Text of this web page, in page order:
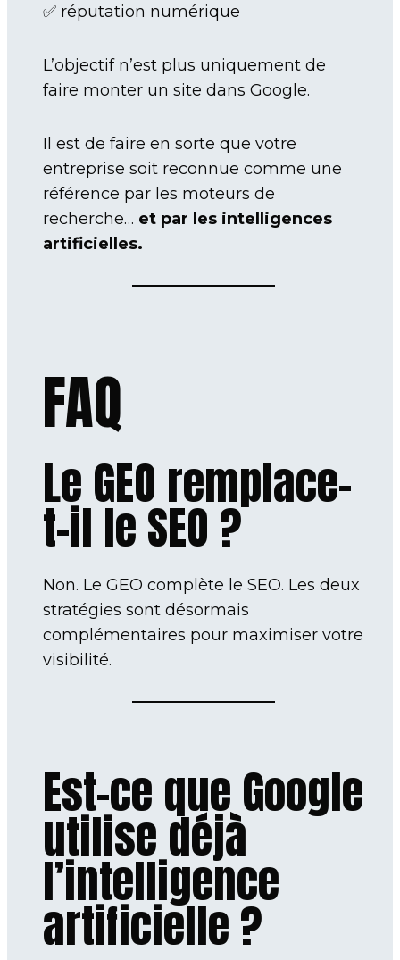
✅ réputation numérique
L’objectif n’est plus uniquement de
faire monter un site dans Google.
Il est de faire en sorte que votre
entreprise soit reconnue comme une
référence par les moteurs de
recherche… et par les intelligences
artificielles.
FAQ
Le GEO remplace-
t-il le SEO ?
Non. Le GEO complète le SEO. Les deux
stratégies sont désormais
complémentaires pour maximiser votre
visibilité.
Est-ce que Google
utilise déjà
l’intelligence
artificielle ?